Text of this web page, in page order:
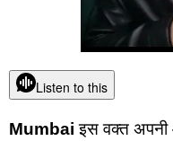
Listen to this
Mumbai इस वक्त अपनी